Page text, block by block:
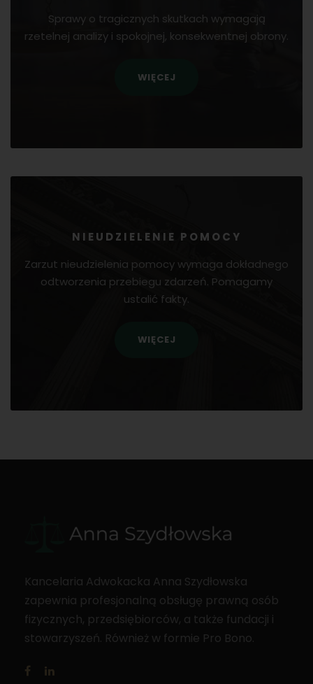
Sprawy o tragicznych skutkach wymagają
rzetelnej analizy i spokojnej, konsekwentnej obrony.
WIĘCEJ
NIEUDZIELENIE POMOCY
Zarzut nieudzielenia pomocy wymaga dokładnego
odtworzenia przebiegu zdarzeń. Pomagamy
ustalić fakty.
WIĘCEJ
Kancelaria Adwokacka Anna Szydłowska
zapewnia profesjonalną obsługę prawną osób
fizycznych, przedsiębiorców, a także fundacji i
stowarzyszeń. Również w formie Pro Bono.